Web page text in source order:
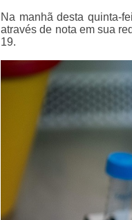
Na manhã desta quinta-
através de nota em sua
19.